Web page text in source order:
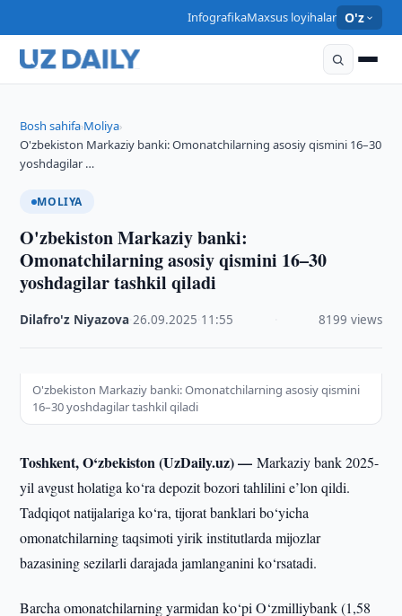
InfografikaMaxsus loyihalar O'z
Bosh sahifa›Moliya›
O'zbekiston Markaziy banki: Omonatchilarning asosiy qismini 16–30
yoshdagilar …
MOLIYA
O'zbekiston Markaziy banki:
Omonatchilarning asosiy qismini 16–30
yoshdagilar tashkil qiladi
Dilafro'z Niyazova ·26.09.2025 11:55 8199 views
O'zbekiston Markaziy banki: Omonatchilarning asosiy qismini
16–30 yoshdagilar tashkil qiladi
Toshkent, O‘zbekiston (UzDaily.uz) —Markaziy bank 2025-
yil avgust holatiga ko‘ra depozit bozori tahlilini e’lon qildi.
Tadqiqot natijalariga ko‘ra, tijorat banklari bo‘yicha
omonatchilarning taqsimoti yirik institutlarda mijozlar
bazasining sezilarli darajada jamlanganini ko‘rsatadi.
Barcha omonatchilarning yarmidan ko‘pi O‘zmilliybank (1,58